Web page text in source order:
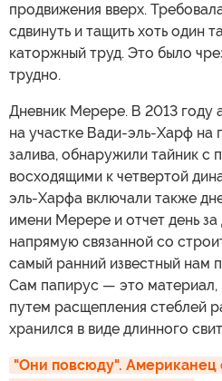
продвижения вверх.
сдвинуть и тащить хоть один
каторжный труд. Это было
трудно.
Дневник Мерере. В 2013 году
на участке Вади-эль-Харф на
залива, обнаружили тайник с
восходящими к четвертой
эль-Харфа включали также
имени Мерере и отчет день за
напрямую связанной со
самый ранний известный нам
Сам папирус — это материал,
путем расщепления стеблей
хранился в виде длинного
"Они повсюду". Американец